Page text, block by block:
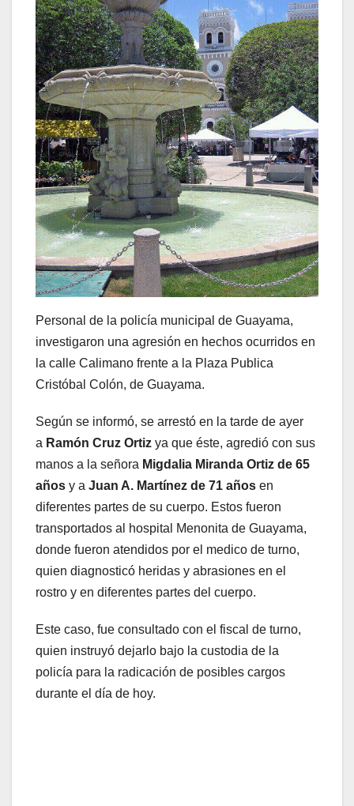
Personal de la policía municipal de Guayama,
investigaron una agresión en hechos ocurridos en
la calle Calimano frente a la Plaza Publica
Cristóbal Colón, de Guayama.
Según se informó, se arrestó en la tarde de ayer
a Ramón Cruz Ortiz ya que éste, agredió con sus
manos a la señora Migdalia Miranda Ortiz de 65
años y a Juan A. Martínez de 71 años en
diferentes partes de su cuerpo. Estos fueron
transportados al hospital Menonita de Guayama,
donde fueron atendidos por el medico de turno,
quien diagnosticó heridas y abrasiones en el
rostro y en diferentes partes del cuerpo.
Este caso, fue consultado con el fiscal de turno,
quien instruyó dejarlo bajo la custodia de la
policía para la radicación de posibles cargos
durante el día de hoy.